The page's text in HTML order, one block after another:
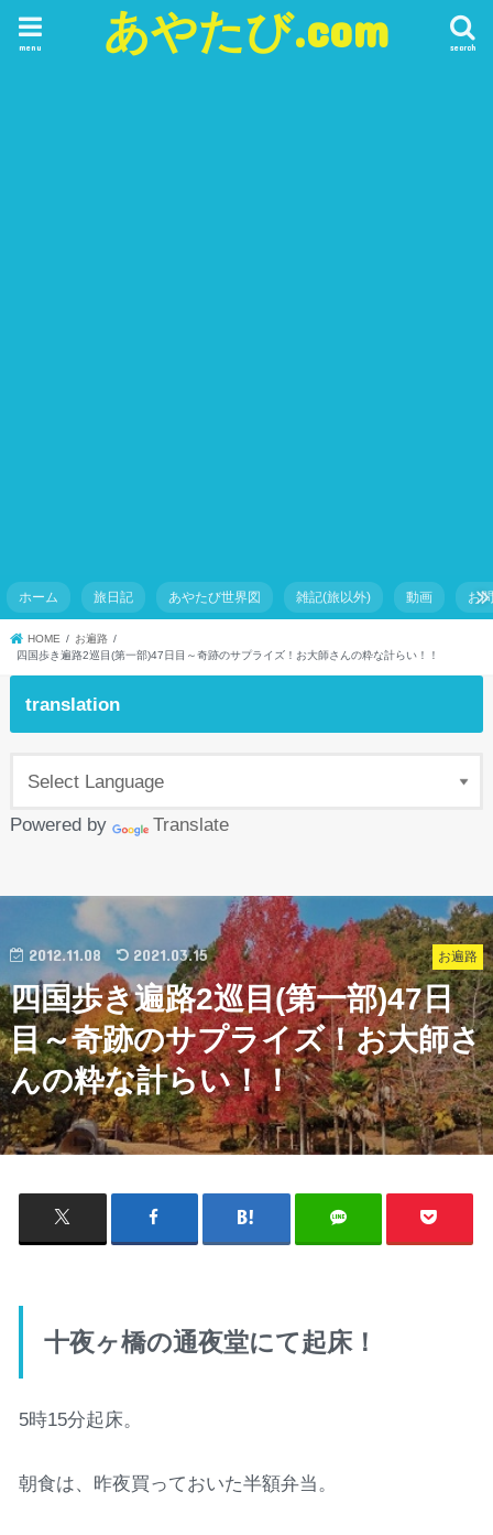
あやたび.com search
menu
ホーム 旅日記 あやたび世界図 雑記(旅以外) 動画 お
HOME
お遍路
四国歩き遍路2巡目(第一部)47日目～奇跡のサプライズ！お大師さんの粋な計らい！！
translation
Powered by Translate
お遍路
2012.11.08 2021.03.15
四国歩き遍路2巡目(第一部)47日
目～奇跡のサプライズ！お大師さ
んの粋な計らい！！
十夜ヶ橋の通夜堂にて起床！
5時15分起床。
朝食は、昨夜買っておいた半額弁当。